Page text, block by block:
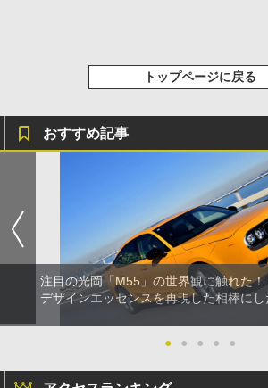
トップページに戻る
おすすめ記事
注目の光岡「M55」の世界観に触れた
デザインエッセンスを再現した相棒に
● ● ● ● ●